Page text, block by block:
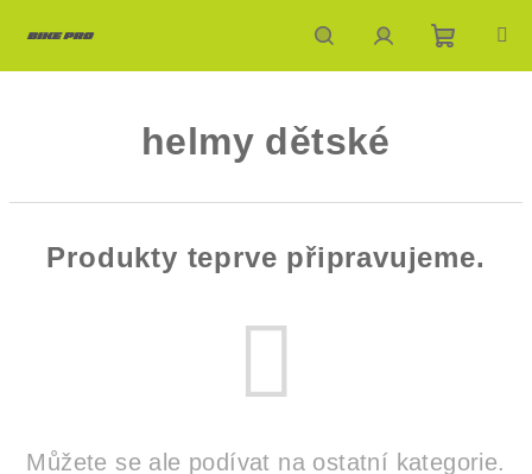
HledatPřihlášeníNákupní
helmy dětské
Produkty teprve připravujeme.
Můžete se ale podívat na ostatní kategorie.